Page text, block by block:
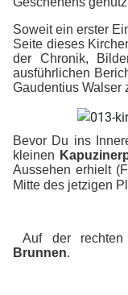
Soweit ein erster
Seite dieses
der Chronik,
ausführlichen
Gaudentius Walser
Bevor Du ins
kleinen
Aussehen erhielt
Mitte des jetzigen
Auf der
Brunnen.